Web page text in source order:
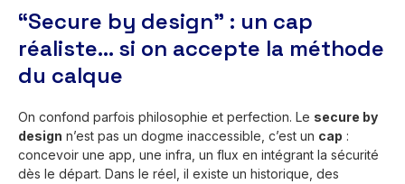
“Secure by design” : un cap
réaliste… si on accepte la méthode
du calque
On confond parfois philosophie et perfection. Le secure by
design n’est pas un dogme inaccessible, c’est un cap :
concevoir une app, une infra, un flux en intégrant la sécurité
dès le départ. Dans le réel, il existe un historique, des